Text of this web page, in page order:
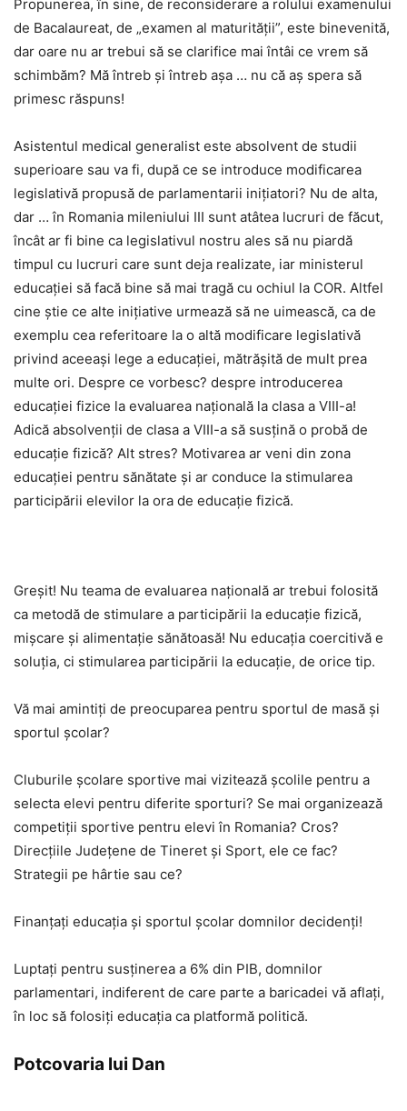
Propunerea, în sine, de reconsiderare a rolului examenului
de Bacalaureat, de „examen al maturității”, este binevenită,
dar oare nu ar trebui să se clarifice mai întâi ce vrem să
schimbăm? Mă întreb și întreb așa … nu că aș spera să
primesc răspuns!
Asistentul medical generalist este absolvent de studii
superioare sau va fi, după ce se introduce modificarea
legislativă propusă de parlamentarii inițiatori? Nu de alta,
dar … în Romania mileniului III sunt atâtea lucruri de făcut,
încât ar fi bine ca legislativul nostru ales să nu piardă
timpul cu lucruri care sunt deja realizate, iar ministerul
educației să facă bine să mai tragă cu ochiul la COR. Altfel
cine știe ce alte inițiative urmează să ne uimească, ca de
exemplu cea referitoare la o altă modificare legislativă
privind aceeași lege a educației, mătrășită de mult prea
multe ori. Despre ce vorbesc? despre introducerea
educației fizice la evaluarea națională la clasa a VIII-a!
Adică absolvenții de clasa a VIII-a să susțină o probă de
educație fizică? Alt stres? Motivarea ar veni din zona
educației pentru sănătate și ar conduce la stimularea
participării elevilor la ora de educație fizică.
Greșit! Nu teama de evaluarea națională ar trebui folosită
ca metodă de stimulare a participării la educație fizică,
mișcare și alimentație sănătoasă! Nu educația coercitivă e
soluția, ci stimularea participării la educație, de orice tip.
Vă mai amintiți de preocuparea pentru sportul de masă și
sportul școlar?
Cluburile școlare sportive mai vizitează școlile pentru a
selecta elevi pentru diferite sporturi? Se mai organizează
competiții sportive pentru elevi în Romania? Cros?
Direcțiile Judeţene de Tineret și Sport, ele ce fac?
Strategii pe hârtie sau ce?
Finanțați educația și sportul școlar domnilor decidenți!
Luptați pentru susținerea a 6% din PIB, domnilor
parlamentari, indiferent de care parte a baricadei vă aflați,
în loc să folosiți educația ca platformă politică.
Potcovaria lui Dan